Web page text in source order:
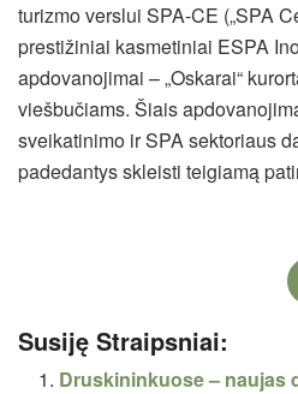
turizmo verslui SPA-CE („SPA
prestižiniai kasmetiniai ESPA
apdovanojimai – „Oskarai“
viešbučiams. Šiais
sveikatinimo ir SPA sektoriaus
padedantys skleisti teigiamą
Susiję Straipsniai:
Druskininkuose – naujas